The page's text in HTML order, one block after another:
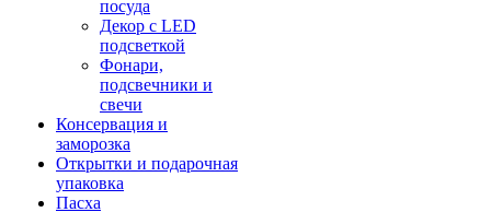
посуда
Декор с LED
подсветкой
Фонари,
подсвечники и
свечи
Консервация и
заморозка
Открытки и подарочная
упаковка
Пасха